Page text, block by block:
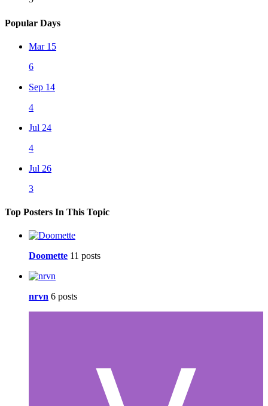
Popular Days
Mar 15
6
Sep 14
4
Jul 24
4
Jul 26
3
Top Posters In This Topic
Doomette 11 posts
nrvn 6 posts